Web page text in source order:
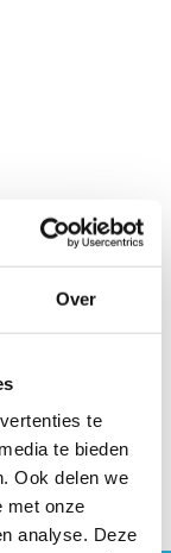
Over
te
te bieden
Ook delen we
met onze
analyse. Deze